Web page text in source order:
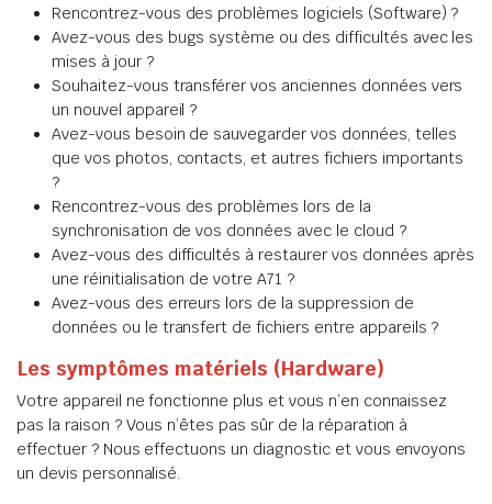
Rencontrez-vous des problèmes logiciels (Software) ?
Avez-vous des bugs système ou des difficultés avec les
mises à jour ?
Souhaitez-vous transférer vos anciennes données vers
un nouvel appareil ?
Avez-vous besoin de sauvegarder vos données, telles
que vos photos, contacts, et autres fichiers importants
?
Rencontrez-vous des problèmes lors de la
synchronisation de vos données avec le cloud ?
Avez-vous des difficultés à restaurer vos données après
une réinitialisation de votre A71 ?
Avez-vous des erreurs lors de la suppression de
données ou le transfert de fichiers entre appareils ?
Les symptômes matériels (Hardware)
Votre appareil ne fonctionne plus et vous n’en connaissez
pas la raison ? Vous n’êtes pas sûr de la réparation à
effectuer ? Nous effectuons un diagnostic et vous envoyons
un devis personnalisé.